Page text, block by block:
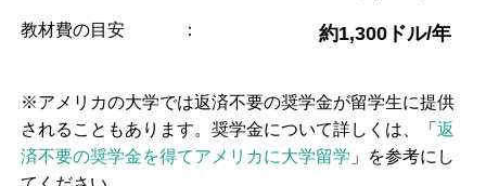
教材費の目安 ： 約1,300ドル/年
※アメリカの大学では返済不要の奨学金が留学生に提供
されることもあります。奨学金について詳しくは、「返
済不要の奨学金を得てアメリカに大学留学 」を参考にし